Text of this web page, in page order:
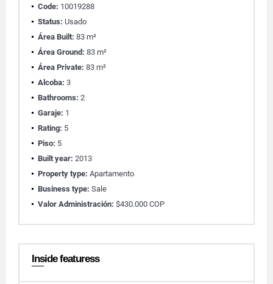
Code: 10019288
Status: Usado
Área Built: 83 m²
Área Ground: 83 m²
Área Private: 83 m²
Alcoba: 3
Bathrooms: 2
Garaje: 1
Rating: 5
Piso: 5
Built year: 2013
Property type: Apartamento
Business type: Sale
Valor Administración: $430.000 COP
Inside featuress